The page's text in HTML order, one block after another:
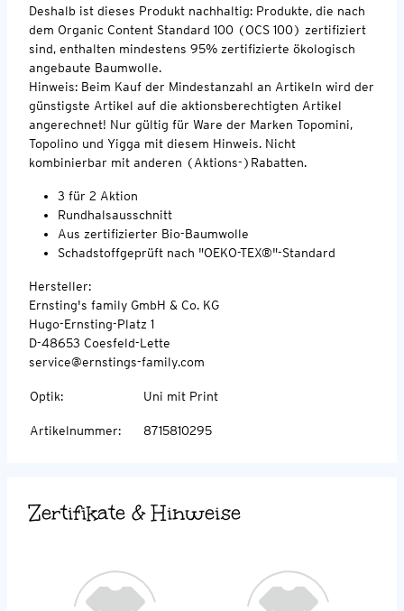
Deshalb ist dieses Produkt nachhaltig: Produkte, die nach
dem Organic Content Standard 100 (OCS 100) zertifiziert
sind, enthalten mindestens 95% zertifizierte ökologisch
angebaute Baumwolle.
Hinweis: Beim Kauf der Mindestanzahl an Artikeln wird der
günstigste Artikel auf die aktionsberechtigten Artikel
angerechnet! Nur gültig für Ware der Marken Topomini,
Topolino und Yigga mit diesem Hinweis. Nicht
kombinierbar mit anderen (Aktions-)Rabatten.
3 für 2 Aktion
Rundhalsausschnitt
Aus zertifizierter Bio-Baumwolle
Schadstoffgeprüft nach "OEKO-TEX®"-Standard
Hersteller:
Ernsting's family GmbH & Co. KG
Hugo-Ernsting-Platz 1
D-48653 Coesfeld-Lette
service@ernstings-family.com
Optik: Uni mit Print
Artikelnummer: 8715810295
Zertifikate & Hinweise